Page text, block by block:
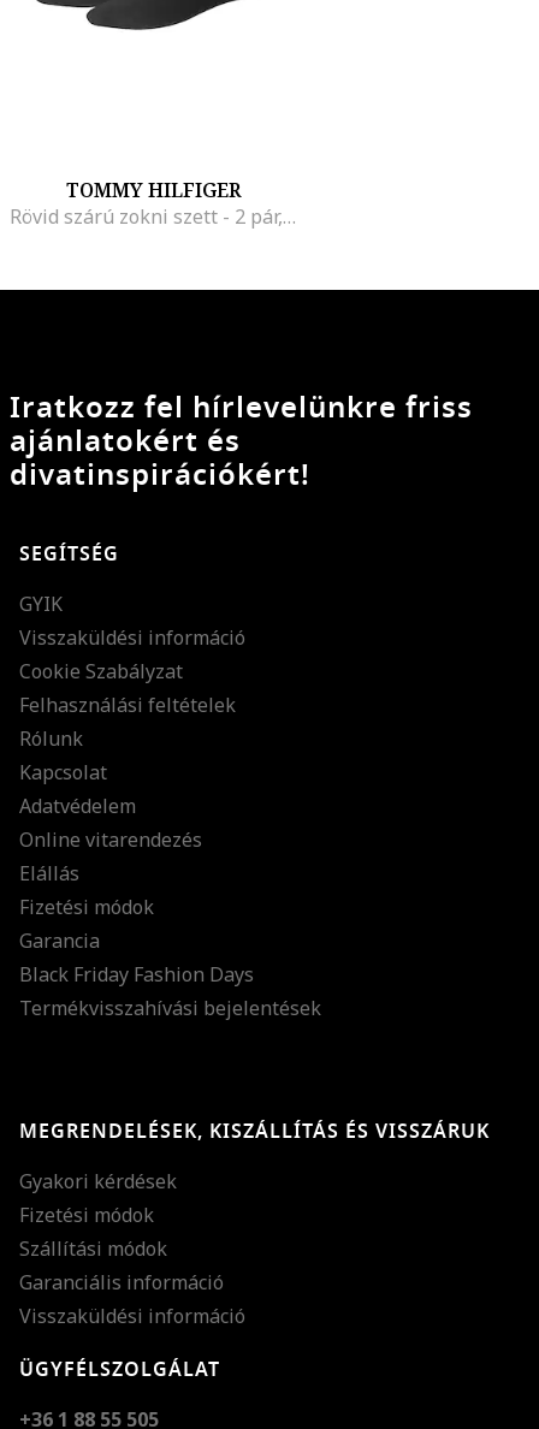
TOMMY HILFIGER
Rövid szárú zokni szett - 2 pár, Fekete
Iratkozz fel hírlevelünkre friss
ajánlatokért és
divatinspirációkért!
SEGÍTSÉG
GYIK
Visszaküldési információ
Cookie Szabályzat
Felhasználási feltételek
Rólunk
Kapcsolat
Adatvédelem
Online vitarendezés
Elállás
Fizetési módok
Garancia
Black Friday Fashion Days
Termékvisszahívási bejelentések
MEGRENDELÉSEK, KISZÁLLÍTÁS ÉS VISSZÁRUK
Gyakori kérdések
Fizetési módok
Szállítási módok
Garanciális információ
Visszaküldési információ
ÜGYFÉLSZOLGÁLAT
+36 1 88 55 505